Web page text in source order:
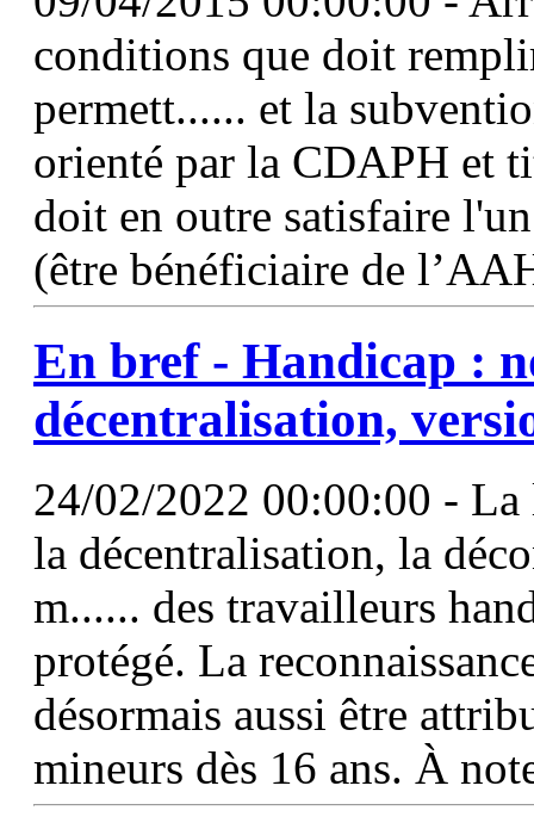
conditions que doit
permett...... et la
orienté par la CDAPH et
doit en outre satisfaire
(être bénéficiaire de
En bref - Handicap :
décentralisation,
24/02/2022 00:00:00 -
la décentralisation, la
m...... des travailleurs
protégé. La
désormais aussi être
mineurs dès 16 ans. À